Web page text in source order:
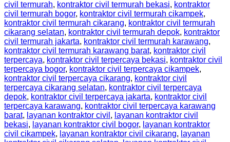
civil termurah, kontraktor civil termurah bekasi, kontraktor
civil termurah bogor, kontraktor civil termurah cikampek,
kontraktor civil termurah cikarang, kontraktor civil termurah
cikarang selatan, kontraktor civil termurah depok, kontraktor
civil termurah jakarta, kontraktor civil termurah karawang,
kontraktor civil termurah karawang barat, kontraktor civil
terpercaya, kontraktor civil terpercaya bekasi, kontraktor civil
terpercaya bogor, kontraktor civil terpercaya cikampek,
kontraktor civil terpercaya cikarang, kontraktor civil
terpercaya cikarang selatan, kontraktor civil terpercaya
depok, kontraktor civil terpercaya jakarta, kontraktor civil
terpercaya karawang, kontraktor civil terpercaya karawang
barat, layanan kontraktor civil , layanan kontraktor civil
bekasi, layanan kontraktor civil bogor, layanan kontraktor
civil cikampek, layanan kontraktor civil cikarang, layanan